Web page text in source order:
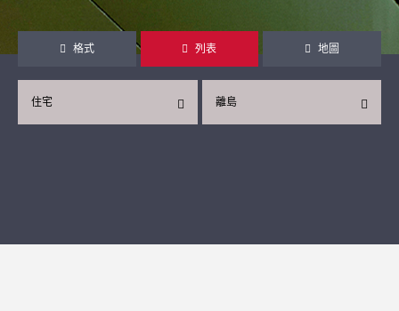
格式 列表 地圖
離島
住宅